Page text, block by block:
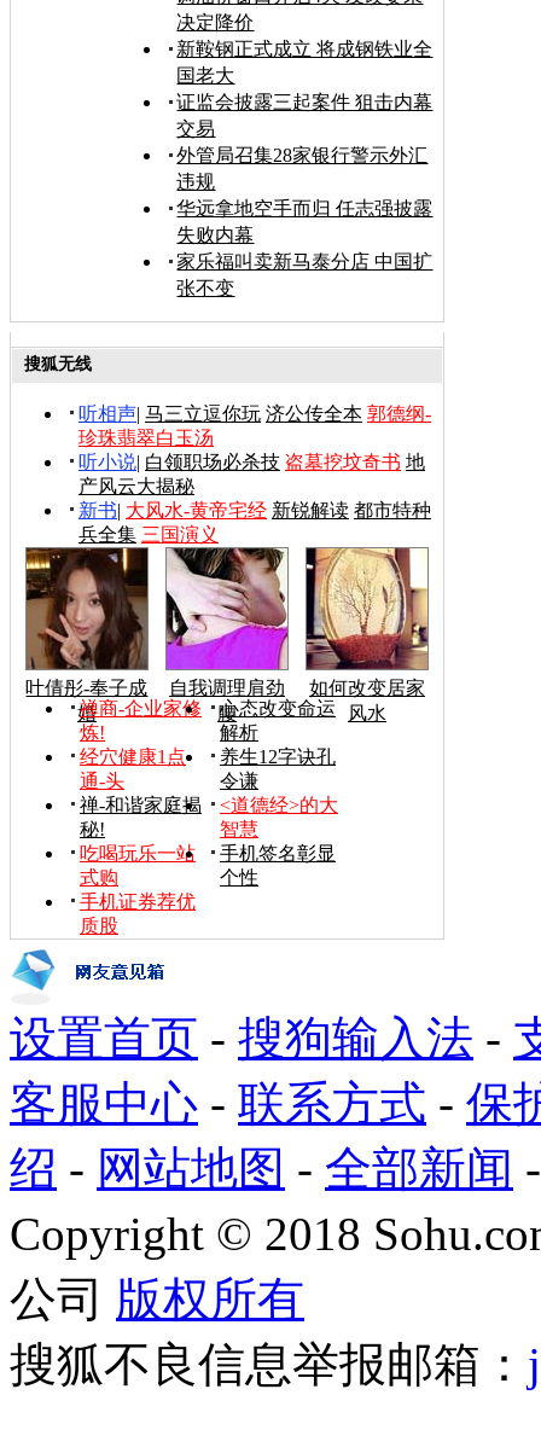
决定降价
新鞍钢正式成立 将成钢铁业全
国老大
证监会披露三起案件 狙击内幕
交易
外管局召集28家银行警示外汇
违规
华远拿地空手而归 任志强披露
失败内幕
家乐福叫卖新马泰分店 中国扩
张不变
搜狐无线
听相声| 马三立逗你玩 济公传全本 郭德纲-
珍珠翡翠白玉汤
听小说| 白领职场必杀技 盗墓挖坟奇书 地
产风云大揭秘
新书| 大风水-黄帝宅经 新锐解读 都市特种
兵全集 三国演义
叶倩彤-奉子成
婚
自我调理肩劲
腰
如何改变居家
风水
禅商-企业家修
炼!
心态改变命运
解析
经穴健康1点
通-头
养生12字诀孔
令谦
禅-和谐家庭揭
秘!
<道德经>的大
智慧
吃喝玩乐一站
式购
手机签名彰显
个性
手机证券荐优
质股
设置首页 - 搜狗输入法 -
客服中心 - 联系方式 - 保
绍 - 网站地图 - 全部新闻
Copyright © 2018
公司 版权所有
搜狐不良信息举报邮箱：